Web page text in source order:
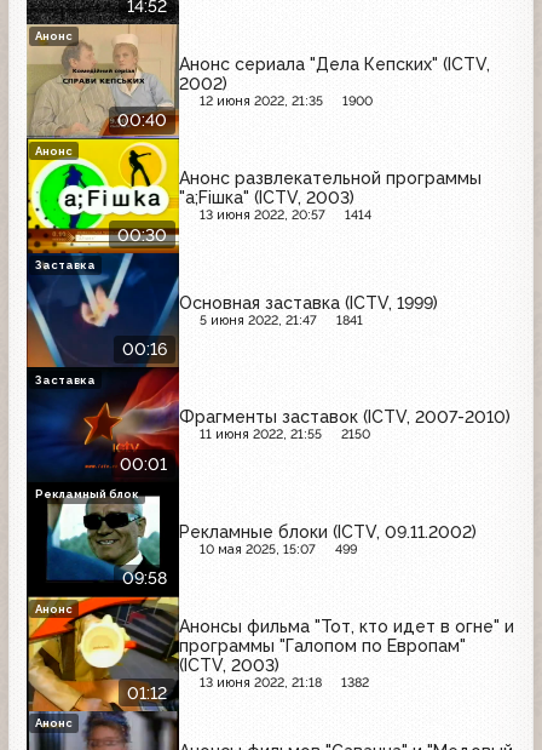
14:52
00:40
Анонс сериала "Дела Кепских" (ICTV,
2002)
12 июня 2022, 21:35 1900
Анонс
00:30
Анонс развлекательной программы
"a;Fiшка" (ICTV, 2003)
13 июня 2022, 20:57 1414
Анонс
00:16
Основная заставка (ICTV, 1999)
5 июня 2022, 21:47 1841
Заставка
00:01
Фрагменты заставок (ICTV, 2007-2010)
11 июня 2022, 21:55 2150
Заставка
09:58
Рекламные блоки (ICTV, 09.11.2002)
10 мая 2025, 15:07 499
Рекламный блок
01:12
Анонсы фильма "Тот, кто идет в огне" и
программы "Галопом по Европам"
(ICTV, 2003)
13 июня 2022, 21:18 1382
Анонс
Анонс